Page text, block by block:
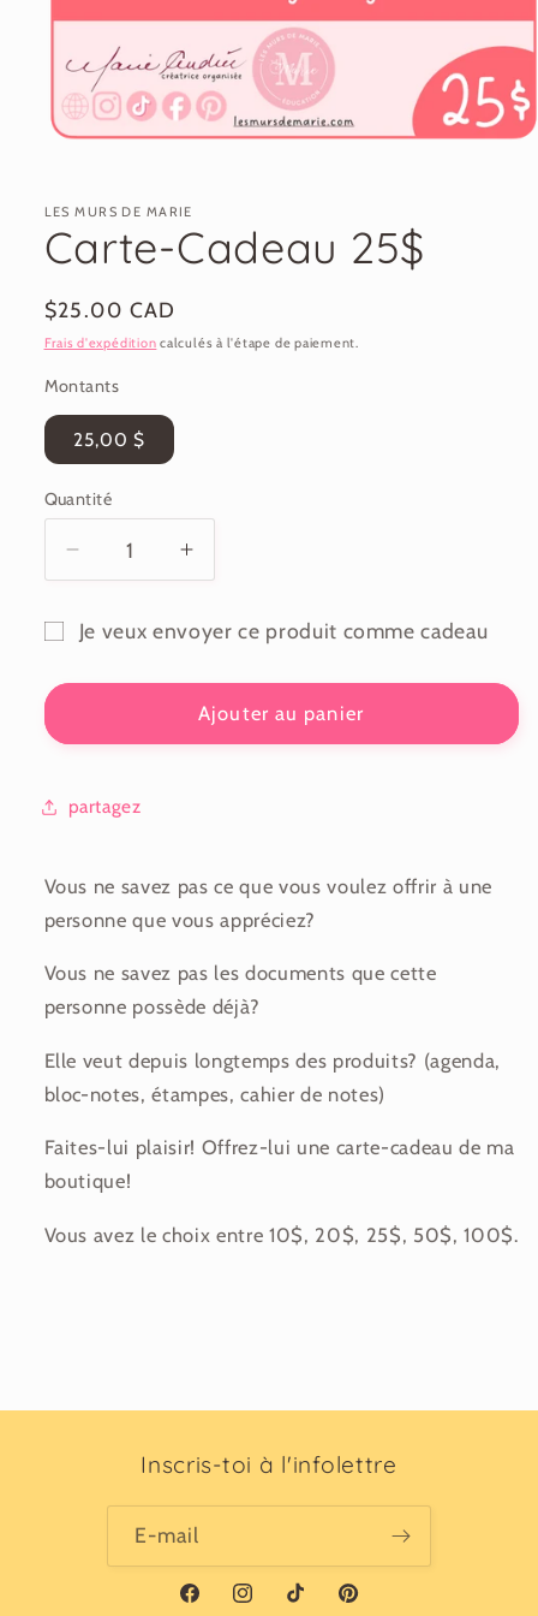
1
une
fenêtre
LES MURS DE MARIE
Carte-Cadeau 25$
Prix
habituel
$25.00 CAD
Frais d'expédition calculés à l'étape de paiement.
Montants
25,00 $
Quantité
Quantité
Réduire
la
quantité
de
Augmenter
la
de
Cadeau
25$
Je veux envoyer ce produit comme cadeau
de
destinataire
carte-
Ajouter au panier
partagez
Vous ne savez pas ce que vous voulez offrir à une
personne que vous appréciez?
Vous ne savez pas les documents que cette
personne possède déjà?
Elle veut depuis longtemps des produits? (agenda,
bloc-notes, étampes, cahier de notes)
Faites-lui plaisir! Offrez-lui une carte-cadeau de ma
boutique!
Vous avez le choix entre 10$, 20$, 25$, 50$, 100$.
Inscris-toi à l'infolettre
E-mail
FacebookInstagramTikTok Pinterest